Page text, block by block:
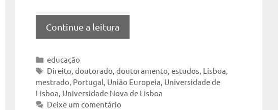
Continue a leitura
Categorias
educação
Tags
Direito,doutorado,doutoramento,estudos, Lisboa,
mestrado, Portugal, União Europeia, Universidade de
Lisboa, Universidade Nova de Lisboa
Deixe um comentário